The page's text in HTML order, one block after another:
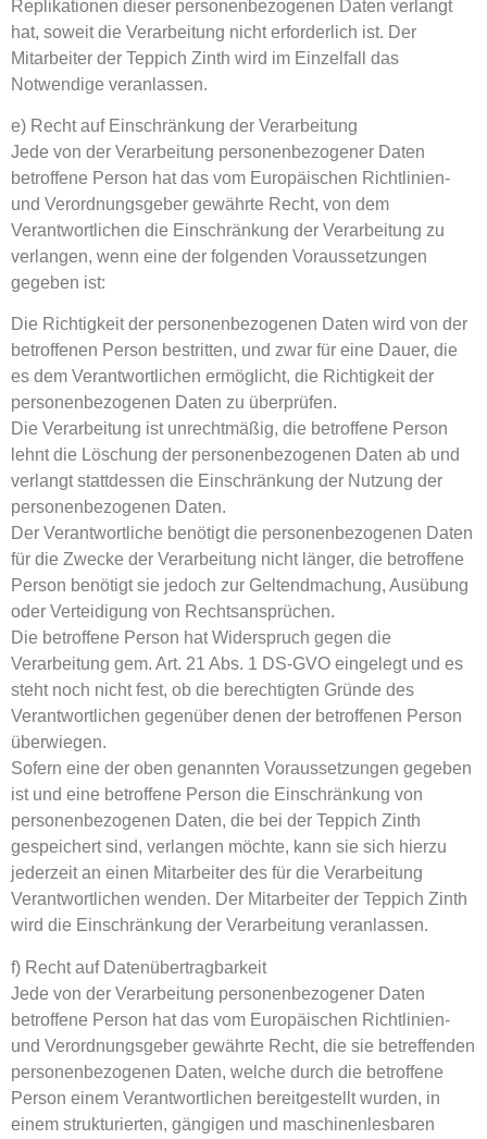
Replikationen dieser personenbezogenen Daten verlangt
hat, soweit die Verarbeitung nicht erforderlich ist. Der
Mitarbeiter der Teppich Zinth wird im Einzelfall das
Notwendige veranlassen.
e) Recht auf Einschränkung der Verarbeitung
Jede von der Verarbeitung personenbezogener Daten
betroffene Person hat das vom Europäischen Richtlinien-
und Verordnungsgeber gewährte Recht, von dem
Verantwortlichen die Einschränkung der Verarbeitung zu
verlangen, wenn eine der folgenden Voraussetzungen
gegeben ist:
Die Richtigkeit der personenbezogenen Daten wird von der
betroffenen Person bestritten, und zwar für eine Dauer, die
es dem Verantwortlichen ermöglicht, die Richtigkeit der
personenbezogenen Daten zu überprüfen.
Die Verarbeitung ist unrechtmäßig, die betroffene Person
lehnt die Löschung der personenbezogenen Daten ab und
verlangt stattdessen die Einschränkung der Nutzung der
personenbezogenen Daten.
Der Verantwortliche benötigt die personenbezogenen Daten
für die Zwecke der Verarbeitung nicht länger, die betroffene
Person benötigt sie jedoch zur Geltendmachung, Ausübung
oder Verteidigung von Rechtsansprüchen.
Die betroffene Person hat Widerspruch gegen die
Verarbeitung gem. Art. 21 Abs. 1 DS-GVO eingelegt und es
steht noch nicht fest, ob die berechtigten Gründe des
Verantwortlichen gegenüber denen der betroffenen Person
überwiegen.
Sofern eine der oben genannten Voraussetzungen gegeben
ist und eine betroffene Person die Einschränkung von
personenbezogenen Daten, die bei der Teppich Zinth
gespeichert sind, verlangen möchte, kann sie sich hierzu
jederzeit an einen Mitarbeiter des für die Verarbeitung
Verantwortlichen wenden. Der Mitarbeiter der Teppich Zinth
wird die Einschränkung der Verarbeitung veranlassen.
f) Recht auf Datenübertragbarkeit
Jede von der Verarbeitung personenbezogener Daten
betroffene Person hat das vom Europäischen Richtlinien-
und Verordnungsgeber gewährte Recht, die sie betreffenden
personenbezogenen Daten, welche durch die betroffene
Person einem Verantwortlichen bereitgestellt wurden, in
einem strukturierten, gängigen und maschinenlesbaren